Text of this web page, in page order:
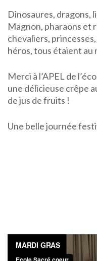
Dinosaures, dragons,
Magnon, pharaons et
chevaliers,
héros, tous étaient au
Merci à l’APEL de
une délicieuse crêpe
de jus de fruits !
Une belle journée